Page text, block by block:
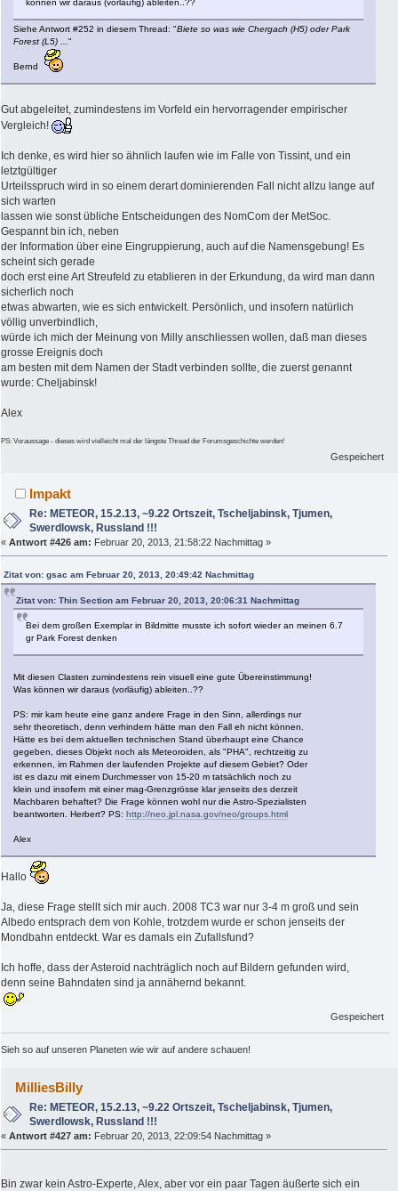
können wir daraus (vorläufig) ableiten..??
Siehe Antwort #252 in diesem Thread: "Biete so was wie Chergach (H5) oder Park
Forest (L5) ..."
Bernd
Gut abgeleitet, zumindestens im Vorfeld ein hervorragender empirischer
Vergleich!
Ich denke, es wird hier so ähnlich laufen wie im Falle von Tissint, und ein
letztgültiger
Urteilsspruch wird in so einem derart dominierenden Fall nicht allzu lange auf
sich warten
lassen wie sonst übliche Entscheidungen des NomCom der MetSoc.
Gespannt bin ich, neben
der Information über eine Eingruppierung, auch auf die Namensgebung! Es
scheint sich gerade
doch erst eine Art Streufeld zu etablieren in der Erkundung, da wird man dann
sicherlich noch
etwas abwarten, wie es sich entwickelt. Persönlich, und insofern natürlich
völlig unverbindlich,
würde ich mich der Meinung von Milly anschliessen wollen, daß man dieses
grosse Ereignis doch
am besten mit dem Namen der Stadt verbinden sollte, die zuerst genannt
wurde: Cheljabinsk!
Alex
PS: Voraussage - dieses wird vielleicht mal der längste Thread der Forumsgeschichte werden!
Gespeichert
Impakt
Re: METEOR, 15.2.13, ~9.22 Ortszeit, Tscheljabinsk, Tjumen,
Swerdlowsk, Russland !!!
« Antwort #426 am: Februar 20, 2013, 21:58:22 Nachmittag »
Zitat von: gsac am Februar 20, 2013, 20:49:42 Nachmittag
Zitat von: Thin Section am Februar 20, 2013, 20:06:31 Nachmittag
Bei dem großen Exemplar in Bildmitte musste ich sofort wieder an meinen 6.7
gr Park Forest denken
Mit diesen Clasten zumindestens rein visuell eine gute Übereinstimmung!
Was können wir daraus (vorläufig) ableiten..??
PS: mir kam heute eine ganz andere Frage in den Sinn, allerdings nur
sehr theoretisch, denn verhindern hätte man den Fall eh nicht können.
Hätte es bei dem aktuellen technischen Stand überhaupt eine Chance
gegeben, dieses Objekt noch als Meteoroiden, als "PHA", rechtzeitig zu
erkennen, im Rahmen der laufenden Projekte auf diesem Gebiet? Oder
ist es dazu mit einem Durchmesser von 15-20 m tatsächlich noch zu
klein und insofern mit einer mag-Grenzgrösse klar jenseits des derzeit
Machbaren behaftet? Die Frage können wohl nur die Astro-Spezialisten
beantworten. Herbert? PS: http://neo.jpl.nasa.gov/neo/groups.html
Alex
Hallo
Ja, diese Frage stellt sich mir auch. 2008 TC3 war nur 3-4 m groß und sein
Albedo entsprach dem von Kohle, trotzdem wurde er schon jenseits der
Mondbahn entdeckt. War es damals ein Zufallsfund?
Ich hoffe, dass der Asteroid nachträglich noch auf Bildern gefunden wird,
denn seine Bahndaten sind ja annähernd bekannt.
Gespeichert
Sieh so auf unseren Planeten wie wir auf andere schauen!
MilliesBilly
Re: METEOR, 15.2.13, ~9.22 Ortszeit, Tscheljabinsk, Tjumen,
Swerdlowsk, Russland !!!
« Antwort #427 am: Februar 20, 2013, 22:09:54 Nachmittag »
Bin zwar kein Astro-Experte, Alex, aber vor ein paar Tagen äußerte sich ein